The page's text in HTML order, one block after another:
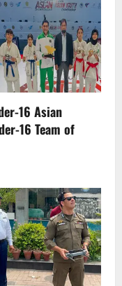
16 Asian
16 Team of